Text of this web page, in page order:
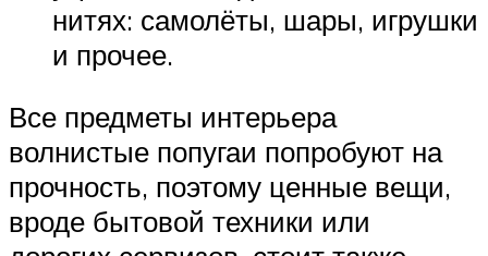
нитях: самолёты, шары, игрушки
и прочее.
Все предметы интерьера
волнистые попугаи попробуют на
прочность, поэтому ценные вещи,
вроде бытовой техники или